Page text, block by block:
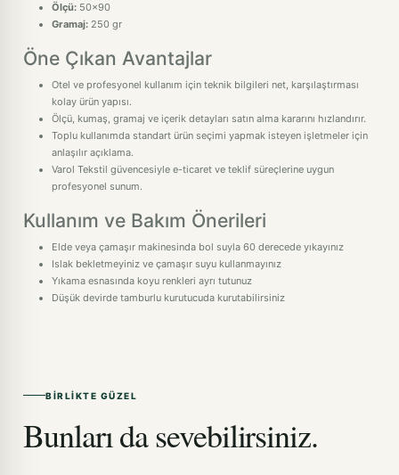
Ölçü: 50x90
Gramaj: 250 gr
Öne Çıkan Avantajlar
Otel ve profesyonel kullanım için teknik bilgileri net, karşılaştırması
kolay ürün yapısı.
Ölçü, kumaş, gramaj ve içerik detayları satın alma kararını hızlandırır.
Toplu kullanımda standart ürün seçimi yapmak isteyen işletmeler için
anlaşılır açıklama.
Varol Tekstil güvencesiyle e-ticaret ve teklif süreçlerine uygun
profesyonel sunum.
Kullanım ve Bakım Önerileri
Elde veya çamaşır makinesinda bol suyla 60 derecede yıkayınız
Islak bekletmeyiniz ve çamaşır suyu kullanmayınız
Yıkama esnasında koyu renkleri ayrı tutunuz
Düşük devirde tamburlu kurutucuda kurutabilirsiniz
BIRLIKTE GÜZEL
Bunları da sevebilirsiniz.